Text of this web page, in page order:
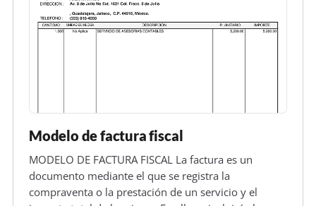
Modelo de factura fiscal
MODELO DE FACTURA FISCAL La factura es un
documento mediante el que se registra la
compraventa o la prestación de un servicio y el